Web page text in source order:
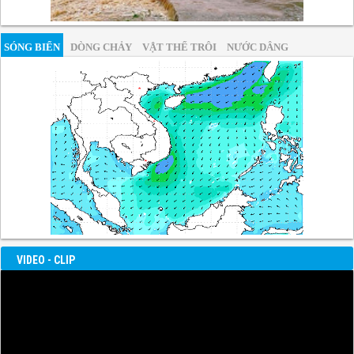
SÓNG BIỂN DÒNG CHẢY VẬT THỂ TRÔI NƯỚC DÂNG
VIDEO - CLIP